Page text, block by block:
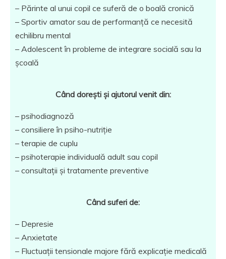
– Părinte al unui copil ce suferă de o boală cronică
– Sportiv amator sau de performanță ce necesită
echilibru mental
– Adolescent în probleme de integrare socială sau la
școală
Când dorești și ajutorul venit din:
– psihodiagnoză
– consiliere în psiho-nutriție
– terapie de cuplu
– psihoterapie individuală adult sau copil
– consultații și tratamente preventive
Când suferi de:
– Depresie
– Anxietate
– Fluctuații tensionale majore fără explicație medicală